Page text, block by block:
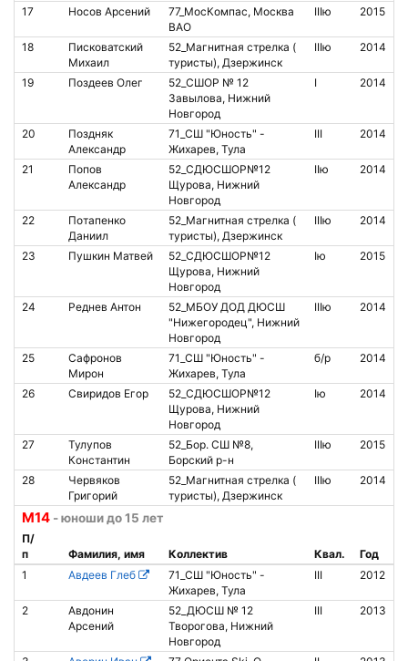
17 Носов Арсений
77_МосКомпас, Москва
ВАО
IIIю 2015
18
Писковатский
Михаил
52_Магнитная стрелка (
туристы), Дзержинск
IIIю 2014
19 Поздеев Олег
52_СШОР № 12
Завылова, Нижний
Новгород
I 2014
20
Поздняк
Александр
71_СШ "Юность" -
Жихарев, Тула
III 2014
21
Попов
Александр
52_СДЮСШОР№12
Щурова, Нижний
Новгород
IIю 2014
22
Потапенко
Даниил
52_Магнитная стрелка (
туристы), Дзержинск
IIIю 2014
23 Пушкин Матвей
52_СДЮСШОР№12
Щурова, Нижний
Новгород
Iю 2015
24 Реднев Антон
52_МБОУ ДОД ДЮСШ
"Нижегородец", Нижний
Новгород
IIIю 2014
25
Сафронов
Мирон
71_СШ "Юность" -
Жихарев, Тула
б/р 2014
26 Свиридов Егор
52_СДЮСШОР№12
Щурова, Нижний
Новгород
Iю 2014
27
Тулупов
Константин
52_Бор. СШ №8,
Борский р-н
IIIю 2015
28
Червяков
Григорий
52_Магнитная стрелка (
туристы), Дзержинск
IIIю 2014
М14 - юноши до 15 лет
П/
п
Фамилия, имя Коллектив Квал. Год
1
Авдеев Глеб
71_СШ "Юность" -
Жихарев, Тула
III 2012
2
Авдонин
Арсений
52_ДЮСШ № 12
Творогова, Нижний
Новгород
III 2013